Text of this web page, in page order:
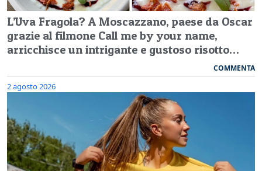
L’Uva Fragola? A Moscazzano, paese da Oscar
grazie al filmone Call me by your name,
arricchisce un intrigante e gustoso risotto…
COMMENTA
2 agosto 2026